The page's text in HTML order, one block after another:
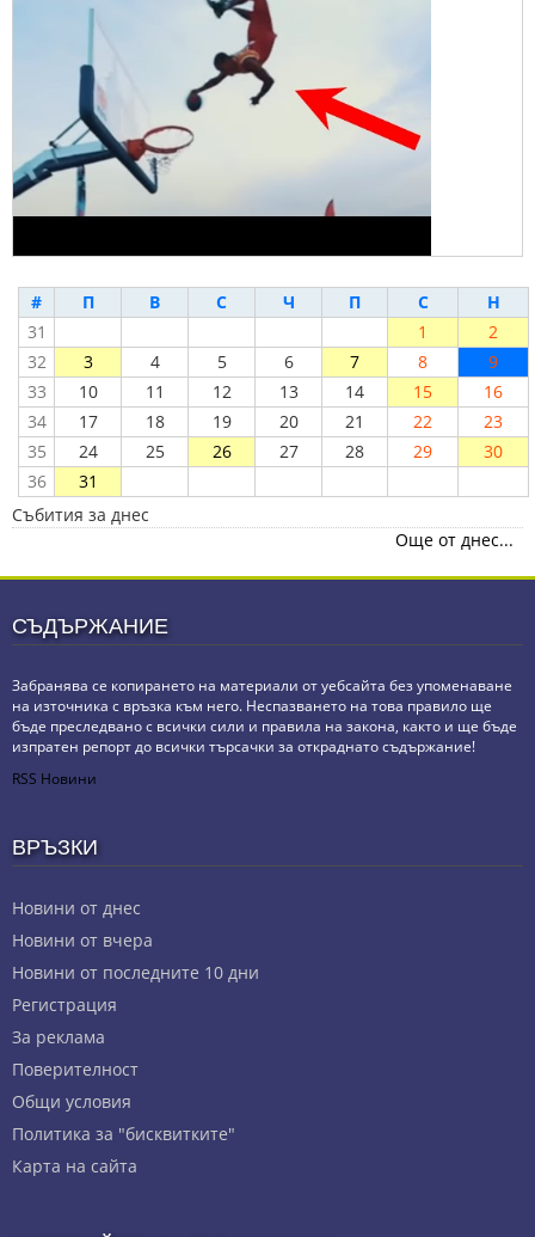
# П В С Ч П С
Н
31
1
2
32
3 4 5 6 7 8
9
33
10 11 12 13 14 15
16
34
17 18 19 20 21 22
23
35
24 25 26 27 28 29
30
36
31
Събития за днес
Още от днес...
СЪДЪРЖАНИЕ
Забранява се копирането на материали от уебсайта без упоменаване
на източника с връзка към него. Неспазването на това правило ще
бъде преследвано с всички сили и правила на закона, както и ще бъде
изпратен репорт до всички търсачки за откраднато съдържание!
RSS Новини
ВРЪЗКИ
Новини от днес
Новини от вчера
Новини от последните 10 дни
Регистрация
За реклама
Πoвepитeлнocт
Общи условия
Политика за "бисквитките"
Карта на сайта